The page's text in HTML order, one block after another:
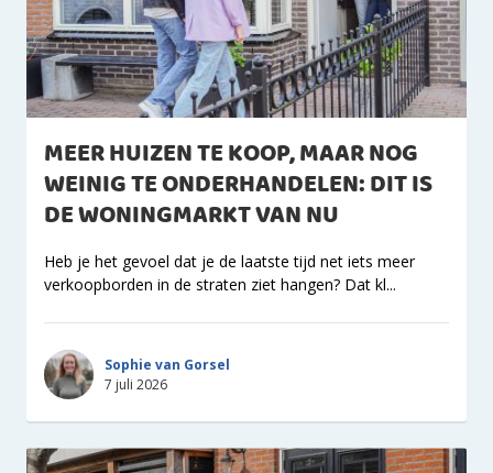
MEER HUIZEN TE KOOP, MAAR NOG
WEINIG TE ONDERHANDELEN: DIT IS
DE WONINGMARKT VAN NU
Heb je het gevoel dat je de laatste tijd net iets meer
verkoopborden in de straten ziet hangen? Dat kl...
Sophie van Gorsel
7 juli 2026